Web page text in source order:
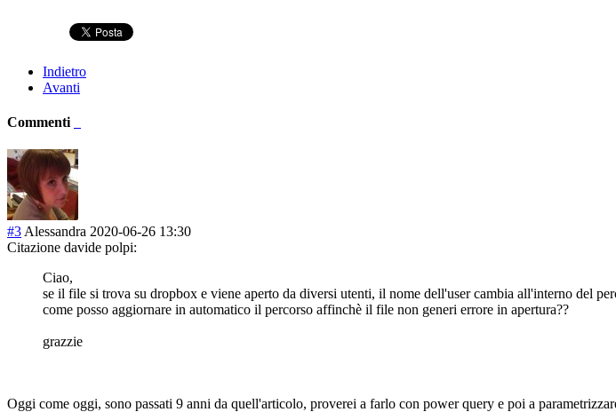
Indietro
Avanti
Commenti
#3 Alessandra 2020-06-26 13:30
Citazione davide polpi:
Ciao,
se il file si trova su dropbox e viene aperto da diversi utenti, il nome dell'user cambia all'interno del
come posso aggiornare in automatico il percorso affinchè il file non generi errore in apertura??
grazzie
Oggi come oggi, sono passati 9 anni da quell'articolo, proverei a farlo con power query e poi a